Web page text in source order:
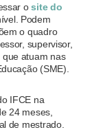
osite do
Podem
o quadro
supervisor,
atuam nas
(SME).
IFCE na
24 meses,
de mestrado.